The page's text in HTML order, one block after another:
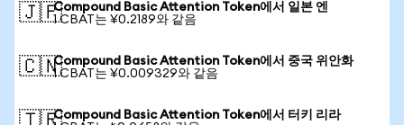
🇯🇵Compound Basic Attention Token에서 일본 엔
1 CBAT는 ¥0.2189와 같음
🇨🇳Compound Basic Attention Token에서 중국 위안화
1 CBAT는 ¥0.009329와 같음
Compound Basic Attention Token에서 터키 리라